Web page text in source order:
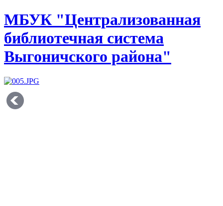
МБУК "Централизованная
библиотечная система
Выгоничского района"